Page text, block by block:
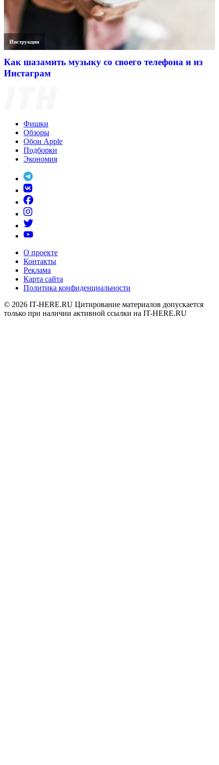
Инструкции
Как шазамить музыку со своего телефона и из
Инстаграм
Фишки
Обзоры
Обои Apple
Подборки
Экономия
О проекте
Контакты
Реклама
Карта сайта
Политика конфиденциальности
© 2026 IT-HERE.RU Цитирование материалов допускается
только при наличии активной ссылки на IT-HERE.RU